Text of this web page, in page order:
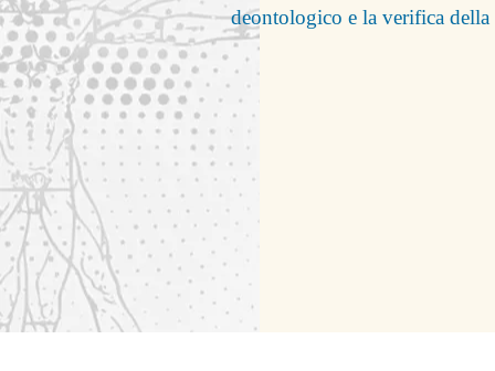
deontologico e la verifica della